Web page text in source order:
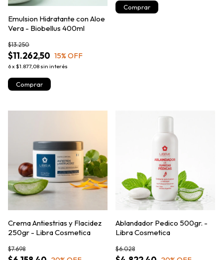
Emulsion Hidratante con Aloe
Vera - Biobellus 400ml
$11.262,50
$13.250
15% OFF
6x $1.877,08 sin interés
Crema Antiestrias y Flacidez
250gr - Libra Cosmetica
$7.698
Ablandador Pedico 500gr. -
Libra Cosmetica
$6.028